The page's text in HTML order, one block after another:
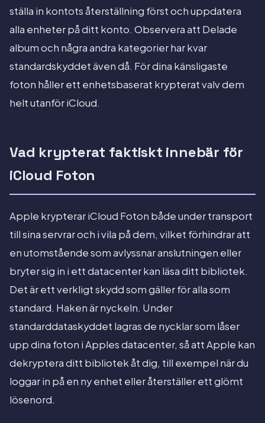
ställa in kontots återställning först och uppdatera
alla enheter på ditt konto. Observera att Delade
album och några andra kategorier har kvar
standardskyddet även då. För dina känsligaste
foton håller ett enhetsbaserat krypterat valv dem
helt utanför iCloud.
Vad krypterat faktiskt innebär för
iCloud Foton
Apple krypterar iCloud Foton både under transport
till sina servrar och i vila på dem, vilket förhindrar att
en utomstående som avlyssnar anslutningen eller
bryter sig in i ett datacenter kan läsa ditt bibliotek.
Det är ett verkligt skydd som gäller för alla som
standard. Haken är nyckeln. Under
standarddataskyddet lagras de nycklar som låser
upp dina foton i Apples datacenter, så att Apple kan
dekryptera ditt bibliotek åt dig, till exempel när du
loggar in på en ny enhet eller återställer ett glömt
lösenord.